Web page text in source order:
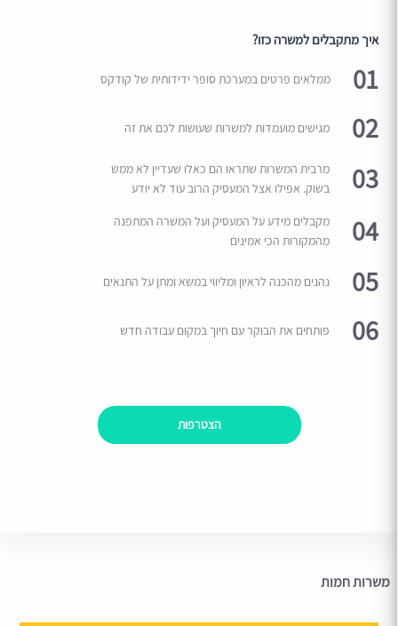
איך מתקבלים למשרה כזו?
01 ממלאים פרטים במערכת סופר ידידותית של קודקס
02 מגישים מועמדות למשרות שעושות לכם את זה
03
מרבית המשרות שתראו הם כאלו שעדיין לא ממש
בשוק. אפילו אצל המעסיק הרוב עוד לא יודע
04
מקבלים מידע על המעסיק ועל המשרה המתפנה
מהמקורות הכי אמינים
05 נהנים מהכנה לראיון ומליווי במשא ומתן על התנאים
06 פותחים את הבוקר עם חיוך במקום עבודה חדש
הצטרפות
משרות חמות